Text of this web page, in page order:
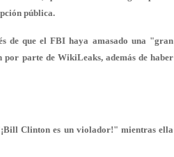
pública.
de que el FBI haya amasado una "gran
parte de WikiLeaks, además de haber
Clinton es un violador!" mientras ella